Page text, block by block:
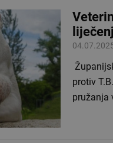
protiv
pružanja